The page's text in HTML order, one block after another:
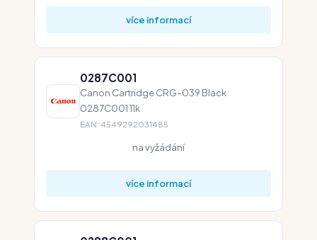
více informací
0287C001
Canon Cartridge CRG-039 Black
0287C001 11k
EAN: 4549292031485
na vyžádání
více informací